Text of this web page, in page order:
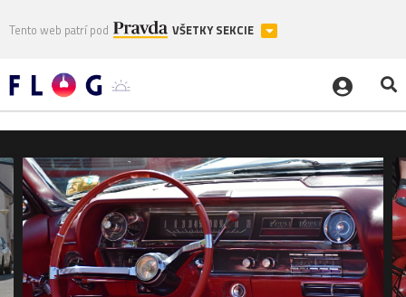
Tento web patrí pod VŠETKY SEKCIE